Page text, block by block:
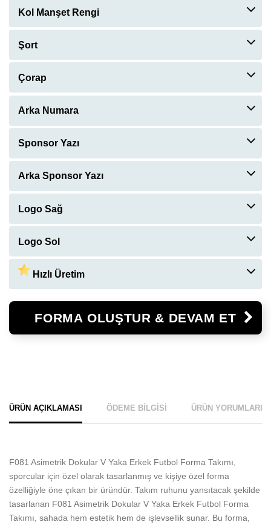
Kol Manşet Rengi
Şort
ŞORT İSTIYORUM.
Çorap
ÇORAP İSTIYORUM.
Arka Numara
ARKA NUMARA İSTIYORUM.
Sponsor Yazı
ÖN SPONSOR YAZISI İSTIYORUM.
Arial
Arka Sponsor Yazı
ARKA SPONSOR YAZISI İSTIYORUM.
Arial 00623
Logo Sağ
Logo Sol
Hızlı Üretim
gününde ürünleriniz hazır
FORMA OLUŞTUR & DEVAM ET
ÜRÜN AÇIKLAMASI ÖDEME BILGISI ÜRÜN YORUMLARI
F081 Asimetrik Dokular V Yaka Erkek Futbol Forma Takımı,
sporcular için özel olarak tasarlanmış ve kişiye özel forma
özelliğiyle öne çıkan bir üründür. Takım ruhunu yansıtacak şekilde
tasarlanan F081 Asimetrik Dokular V Yaka Erkek Futbol Forma
Takımı, sahada hem estetik hem de işlevsellik sunar. Bu forma,